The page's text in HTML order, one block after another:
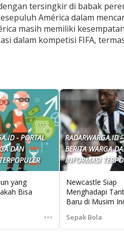
tersingkir di babak
América dalam
masih memiliki
dalam kompetisi FIFA,
- PORTAL
DAN
yang
Bisa
•••
RADARWARGA.ID
BERITA WARGA
INFORMASI
Newcastle Siap
Menghadapi
Baru di Musim Ini
Sepak Bola